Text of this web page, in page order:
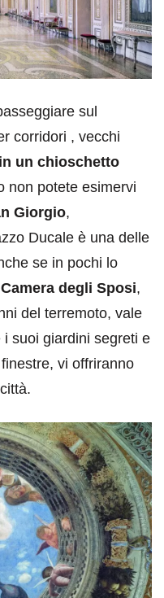
sul
corridori , vecchi
un chioschetto
non potete esimervi
Giorgio,
Ducale è una delle
se in pochi lo
Camera degli Sposi,
del terremoto, vale
suoi giardini segreti e
vi offriranno